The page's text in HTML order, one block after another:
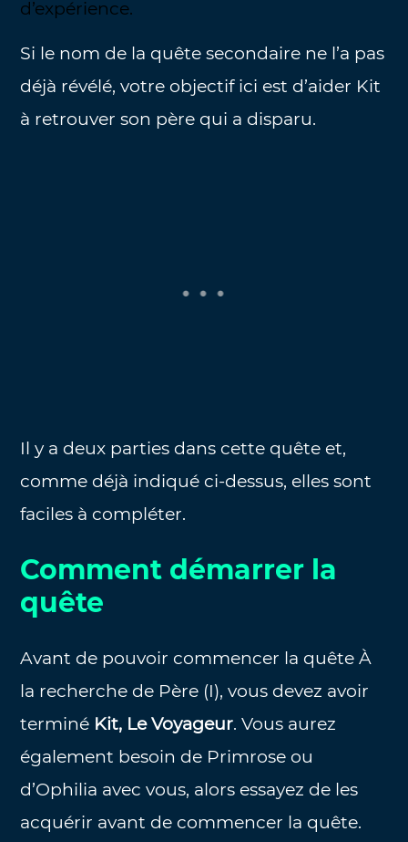
d’expérience.
Si le nom de la quête secondaire ne l’a pas
déjà révélé, votre objectif ici est d’aider Kit
à retrouver son père qui a disparu.
Il y a deux parties dans cette quête et,
comme déjà indiqué ci-dessus, elles sont
faciles à compléter.
Comment démarrer la
quête
Avant de pouvoir commencer la quête À
la recherche de Père (I), vous devez avoir
terminé Kit, Le Voyageur. Vous aurez
également besoin de Primrose ou
d’Ophilia avec vous, alors essayez de les
acquérir avant de commencer la quête.